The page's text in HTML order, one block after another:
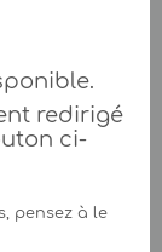
redirigé
ci-
pensez à le